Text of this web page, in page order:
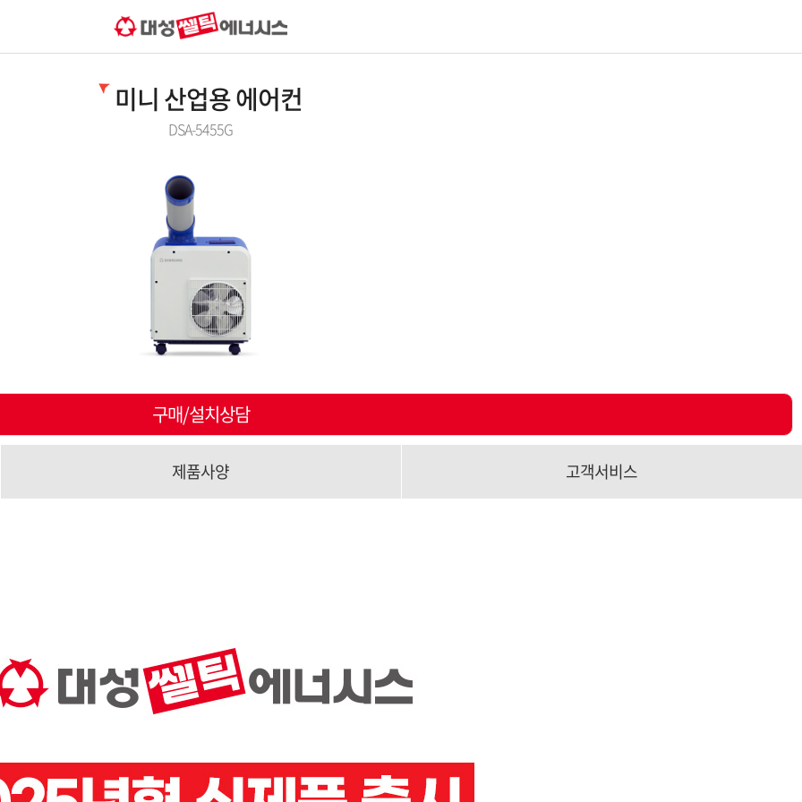
미니 산업용 에어컨
DSA-5455G
구매/설치상담
제품사양 고객서비스